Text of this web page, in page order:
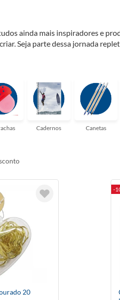
ainda mais inspiradores e
Seja parte dessa jornada
temos tudo que você precisa!
Cadernos Canetas
20
-